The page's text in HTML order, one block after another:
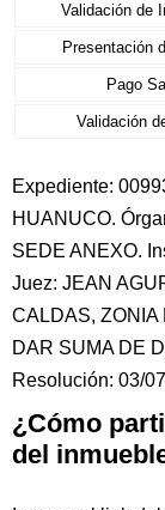
Validación de
Presentación
Pago
Validación
Expediente:
HUANUCO.
SEDE ANEXO.
Juez: JEAN
CALDAS, ZONIA
DAR SUMA DE
Resolución: 03/
¿Cómo
del